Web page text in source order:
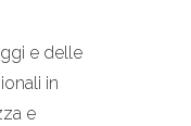
e delle
in
e